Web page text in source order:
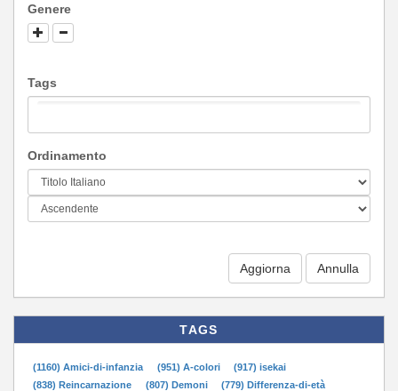
Genere
Tags
Ordinamento
Aggiorna
TAGS
(1160) Amici-di-infanzia (951) A-colori
(917) isekai
(838) Reincarnazione
(807) Demoni
(779) Differenza-di-età